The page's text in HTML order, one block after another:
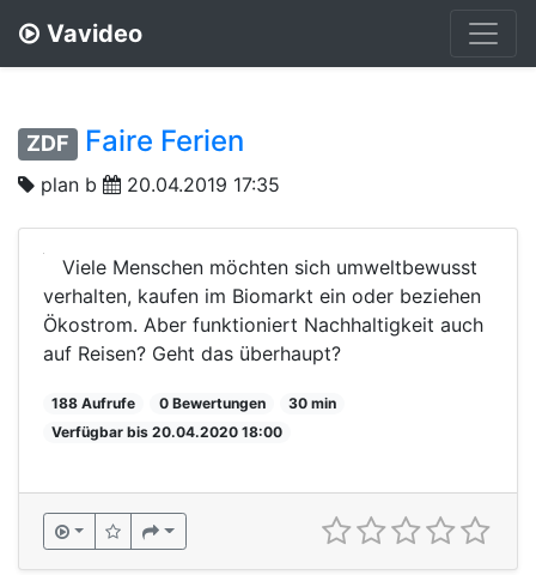
Vavideo
ZDF Faire Ferien
plan b 20.04.2019 17:35
Viele Menschen möchten sich umweltbewusst
verhalten, kaufen im Biomarkt ein oder beziehen
Ökostrom. Aber funktioniert Nachhaltigkeit auch
auf Reisen? Geht das überhaupt?
188 Aufrufe 0 Bewertungen
30 min
Verfügbar bis 20.04.2020 18:00